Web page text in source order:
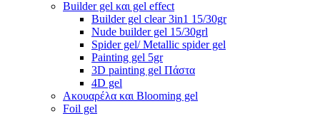
Builder gel και gel effect
Builder gel clear 3in1 15/30gr
Nude builder gel 15/30grl
Spider gel/ Metallic spider gel
Painting gel 5gr
3D painting gel Πάστα
4D gel
Ακουαρέλα και Blooming gel
Foil gel